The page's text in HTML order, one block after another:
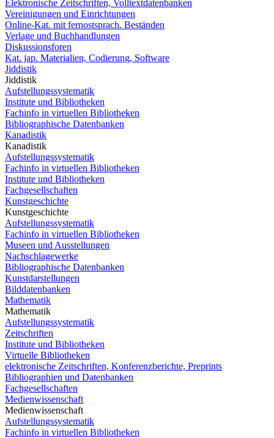
Elektronische Zeitschriften, Volltextdatenbanken
Vereinigungen und Einrichtungen
Online-Kat. mit fernostsprach. Beständen
Verlage und Buchhandlungen
Diskussionsforen
Kat. jap. Materialien, Codierung, Software
Jiddistik
Jiddistik
Aufstellungssystematik
Institute und Bibliotheken
Fachinfo in virtuellen Bibliotheken
Bibliographische Datenbanken
Kanadistik
Kanadistik
Aufstellungssystematik
Fachinfo in virtuellen Bibliotheken
Institute und Bibliotheken
Fachgesellschaften
Kunstgeschichte
Kunstgeschichte
Aufstellungssystematik
Fachinfo in virtuellen Bibliotheken
Museen und Ausstellungen
Nachschlagewerke
Bibliographische Datenbanken
Kunstdarstellungen
Bilddatenbanken
Mathematik
Mathematik
Aufstellungssystematik
Zeitschriften
Institute und Bibliotheken
Virtuelle Bibliotheken
elektronische Zeitschriften, Konferenzberichte, Preprints
Bibliographien und Datenbanken
Fachgesellschaften
Medienwissenschaft
Medienwissenschaft
Aufstellungssystematik
Fachinfo in virtuellen Bibliotheken